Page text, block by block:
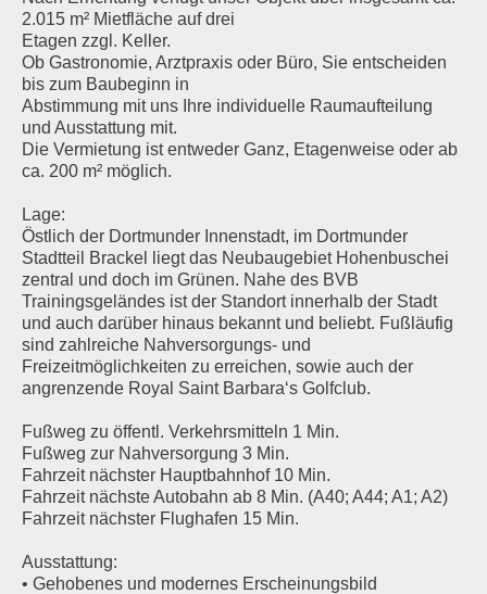
2.015 m² Mietfläche auf drei
Etagen zzgl. Keller.
Ob Gastronomie, Arztpraxis oder Büro, Sie entscheiden
bis zum Baubeginn in
Abstimmung mit uns Ihre individuelle Raumaufteilung
und Ausstattung mit.
Die Vermietung ist entweder Ganz, Etagenweise oder ab
ca. 200 m² möglich.
Lage:
Östlich der Dortmunder Innenstadt, im Dortmunder
Stadtteil Brackel liegt das Neubaugebiet Hohenbuschei
zentral und doch im Grünen. Nahe des BVB
Trainingsgeländes ist der Standort innerhalb der Stadt
und auch darüber hinaus bekannt und beliebt. Fußläufig
sind zahlreiche Nahversorgungs- und
Freizeitmöglichkeiten zu erreichen, sowie auch der
angrenzende Royal Saint Barbara‘s Golfclub.
Fußweg zu öffentl. Verkehrsmitteln 1 Min.
Fußweg zur Nahversorgung 3 Min.
Fahrzeit nächster Hauptbahnhof 10 Min.
Fahrzeit nächste Autobahn ab 8 Min. (A40; A44; A1; A2)
Fahrzeit nächster Flughafen 15 Min.
Ausstattung:
• Gehobenes und modernes Erscheinungsbild